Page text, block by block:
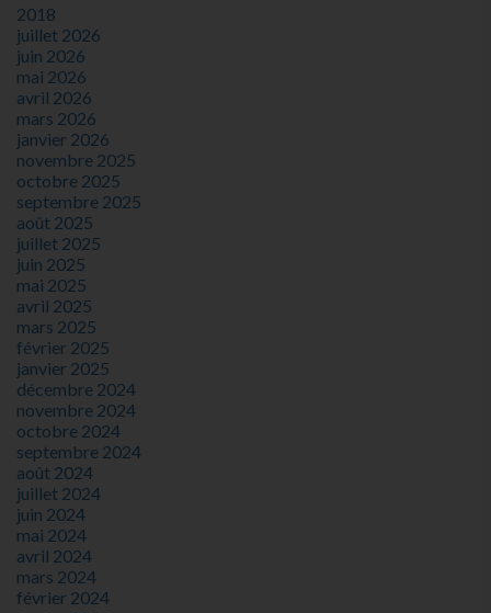
2018
juillet 2026
juin 2026
mai 2026
avril 2026
mars 2026
janvier 2026
novembre 2025
octobre 2025
septembre 2025
août 2025
juillet 2025
juin 2025
mai 2025
avril 2025
mars 2025
février 2025
janvier 2025
décembre 2024
novembre 2024
octobre 2024
septembre 2024
août 2024
juillet 2024
juin 2024
mai 2024
avril 2024
mars 2024
février 2024